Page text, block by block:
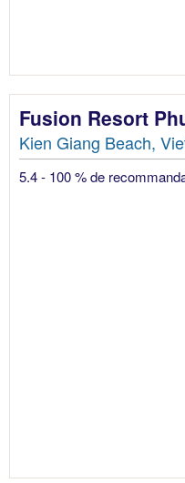
Fusion Resort
Kien Giang Beach,
5.4 - 100 % de